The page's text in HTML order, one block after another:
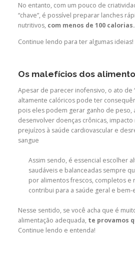
No entanto, com um pouco de
“chave”, é possível preparar lanches
nutritivos, com menos de 100 calorias.
Continue lendo para ter algumas ideias!
Os malefícios dos
Apesar de parecer inofensivo, o ato de
altamente calóricos pode ter
pois eles podem gerar ganho de peso,
desenvolver doenças crônicas, impacto
prejuízos à saúde cardiovascular e
sangue
Assim sendo, é essencial escolher
saudáveis e balanceadas sempre
por alimentos frescos, completos e
contribui para a saúde geral e bem-
Nesse sentido, se você acha que é
alimentação adequada, te provamos
Continue lendo e entenda!